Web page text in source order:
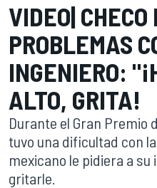
VIDEO|
PROBLEMAS
INGENIERO:
ALTO, GRITA!
Durante el Gran Premio
tuvo una dificultad con
mexicano le pidiera a su
gritarle.